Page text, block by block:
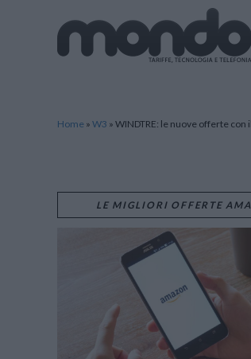
Home » W3 » WINDTRE: le nuove offerte con
LE MIGLIORI OFFERTE